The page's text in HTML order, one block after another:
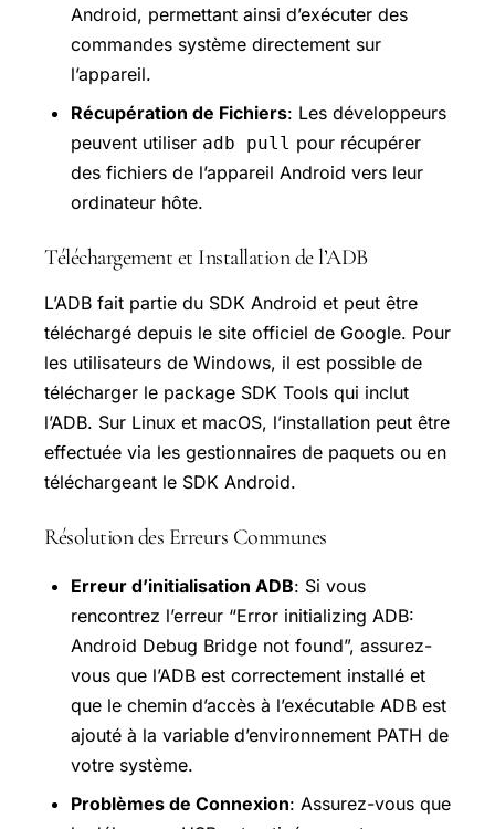
Android, permettant ainsi d’exécuter des
commandes système directement sur
l’appareil.
Récupération de Fichiers: Les développeurs
peuvent utiliser adb pull pour récupérer
des fichiers de l’appareil Android vers leur
ordinateur hôte.
Téléchargement et Installation de l’ADB
L’ADB fait partie du SDK Android et peut être
téléchargé depuis le site officiel de Google. Pour
les utilisateurs de Windows, il est possible de
télécharger le package SDK Tools qui inclut
l’ADB. Sur Linux et macOS, l’installation peut être
effectuée via les gestionnaires de paquets ou en
téléchargeant le SDK Android.
Résolution des Erreurs Communes
Erreur d’initialisation ADB: Si vous
rencontrez l’erreur “Error initializing ADB:
Android Debug Bridge not found”, assurez-
vous que l’ADB est correctement installé et
que le chemin d’accès à l’exécutable ADB est
ajouté à la variable d’environnement PATH de
votre système.
Problèmes de Connexion: Assurez-vous que